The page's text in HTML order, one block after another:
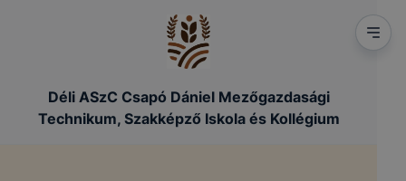
Déli ASzC Csapó Dániel Mezőgazdasági
Technikum, Szakképző Iskola és Kollégium